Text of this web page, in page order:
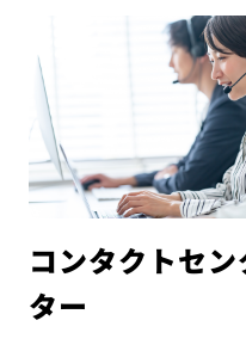
コンタクトセ
ター